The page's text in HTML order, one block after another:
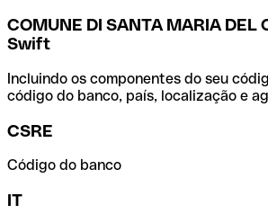
COMUNE DI SANTA MARIA DEL
Swift
Incluindo os componentes do seu
código do banco, país, localização e
CSRE
Código do banco
IT